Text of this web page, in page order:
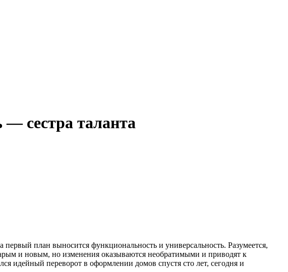
— сестра таланта
план выносится функциональность и универсальность. Разумеется,
и новым, но изменения оказываются необратимыми и приводят к
идейный переворот в оформлении домов спустя сто лет, сегодня и